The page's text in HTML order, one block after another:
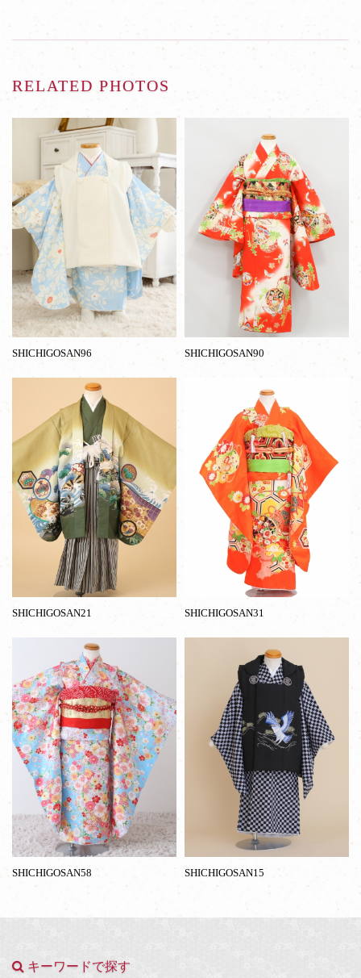
RELATED PHOTOS
SHICHIGOSAN96 SHICHIGOSAN90
SHICHIGOSAN21 SHICHIGOSAN31
SHICHIGOSAN58 SHICHIGOSAN15
キーワードで探す